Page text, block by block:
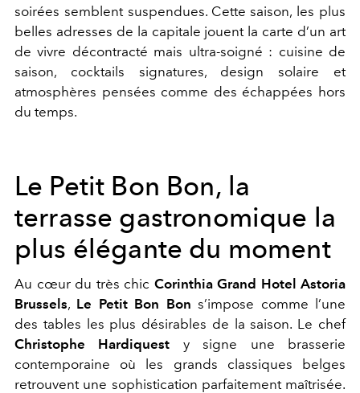
soirées semblent suspendues. Cette saison, les plus
belles adresses de la capitale jouent la carte d’un art
de vivre décontracté mais ultra-soigné : cuisine de
saison, cocktails signatures, design solaire et
atmosphères pensées comme des échappées hors
du temps.
Le Petit Bon Bon, la
terrasse gastronomique la
plus élégante du moment
Au cœur du très chic Corinthia Grand Hotel Astoria
Brussels, Le Petit Bon Bon s’impose comme l’une
des tables les plus désirables de la saison. Le chef
Christophe Hardiquest y signe une brasserie
contemporaine où les grands classiques belges
retrouvent une sophistication parfaitement maîtrisée.